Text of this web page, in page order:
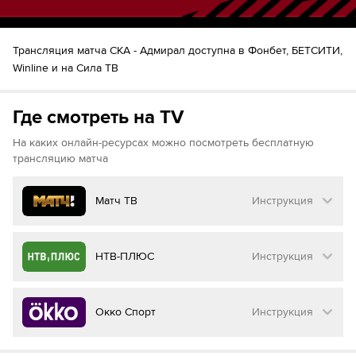
Трансляция матча СКА - Адмирал доступна в Фонбет, БЕТСИТИ,
Winline и на Сила ТВ
Где смотреть на TV
На каких онлайн-ресурсах можно посмотреть бесплатную
трансляцию матча
Матч ТВ Инструкция
Как смотреть бесплатно трансляцию матча
Матч ТВ
Инструкция
Перейдите на сайт МАТЧ ТВ
НТВ-ПЛЮС Инструкция
Как смотреть бесплатно трансляцию матча
на НТВ ПЛЮС
Окко Спорт Инструкция